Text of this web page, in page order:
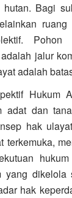
hutan. Bagi
Pohon
jalur
adalah
Hukum
adat dan
hak
terkemuka,
dikelola
hak